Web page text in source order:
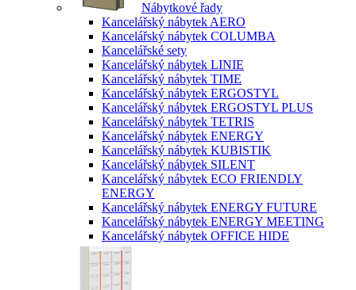
Nábytkové řady
Kancelářský nábytek AERO
Kancelářský nábytek COLUMBA
Kancelářské sety
Kancelářský nábytek LINIE
Kancelářský nábytek TIME
Kancelářský nábytek ERGOSTYL
Kancelářský nábytek ERGOSTYL PLUS
Kancelářský nábytek TETRIS
Kancelářský nábytek ENERGY
Kancelářský nábytek KUBISTIK
Kancelářský nábytek SILENT
Kancelářský nábytek ECO FRIENDLY
ENERGY
Kancelářský nábytek ENERGY FUTURE
Kancelářský nábytek ENERGY MEETING
Kancelářský nábytek OFFICE HIDE